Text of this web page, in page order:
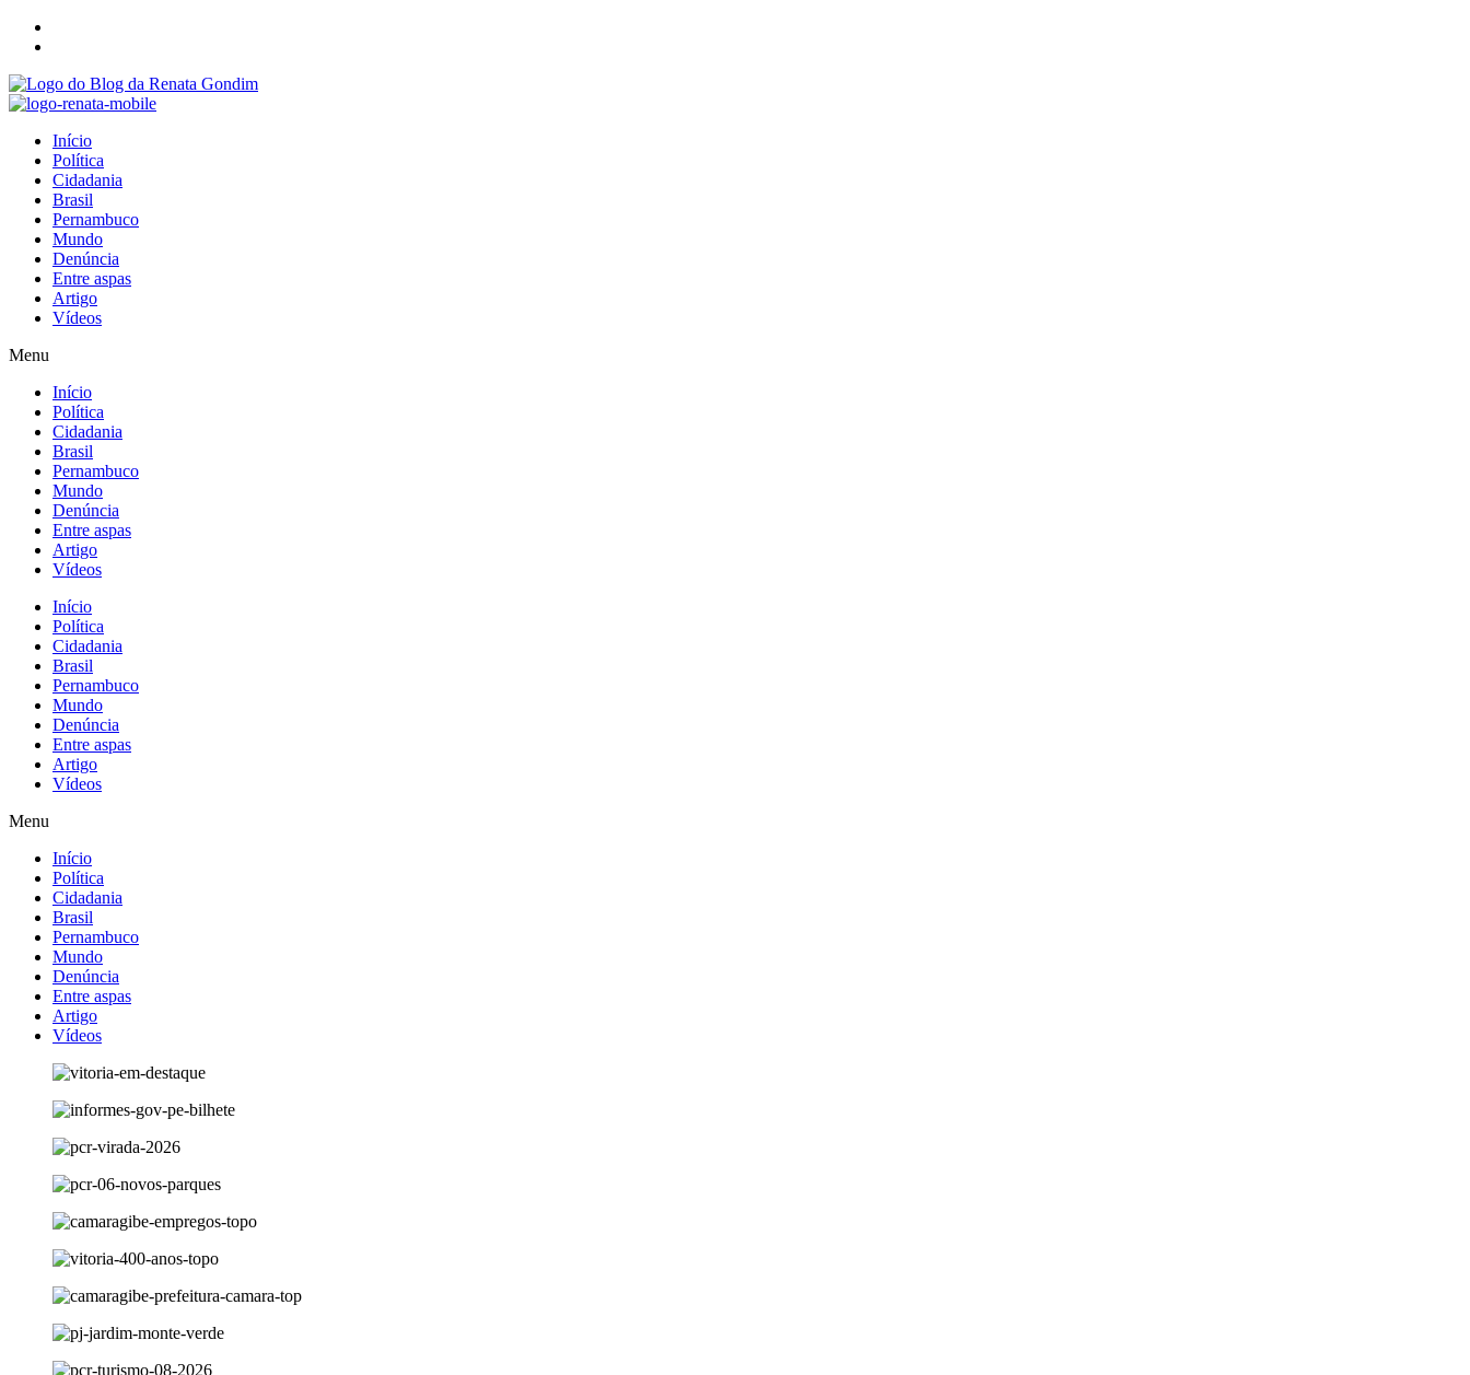
Início
Política
Cidadania
Brasil
Pernambuco
Mundo
Denúncia
Entre aspas
Artigo
Vídeos
Menu
Início
Política
Cidadania
Brasil
Pernambuco
Mundo
Denúncia
Entre aspas
Artigo
Vídeos
Início
Política
Cidadania
Brasil
Pernambuco
Mundo
Denúncia
Entre aspas
Artigo
Vídeos
Menu
Início
Política
Cidadania
Brasil
Pernambuco
Mundo
Denúncia
Entre aspas
Artigo
Vídeos